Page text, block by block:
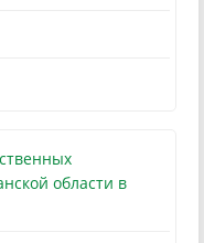
области в